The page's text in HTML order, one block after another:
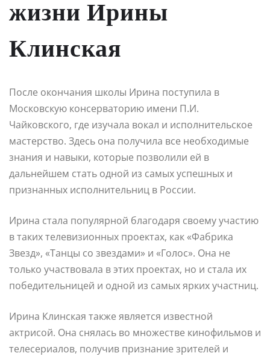
жизни Ирины
Клинская
После окончания школы Ирина поступила в
Московскую консерваторию имени П.И.
Чайковского, где изучала вокал и исполнительское
мастерство. Здесь она получила все необходимые
знания и навыки, которые позволили ей в
дальнейшем стать одной из самых успешных и
признанных исполнительниц в России.
Ирина стала популярной благодаря своему участию
в таких телевизионных проектах, как «Фабрика
Звезд», «Танцы со звездами» и «Голос». Она не
только участвовала в этих проектах, но и стала их
победительницей и одной из самых ярких участниц.
Ирина Клинская также является известной
актрисой. Она снялась во множестве кинофильмов и
телесериалов, получив признание зрителей и